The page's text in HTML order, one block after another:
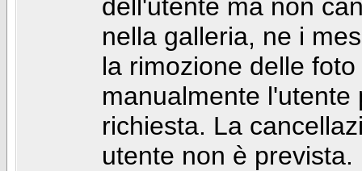
dell'utente ma non
nella galleria, ne i
la rimozione delle
manualmente
richiesta. La
utente non è prevista.